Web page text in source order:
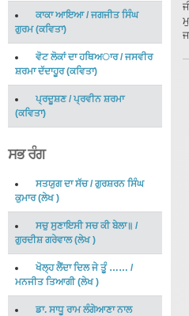
ਕਾਕਾ ਆਇਆ/ ਜਗਜੀਤ ਸਿੰਘ
ਗੁਰਮ(ਕਵਿਤਾ)
ਵੋਟ ਲੋਕਾਂ ਦਾ ਹਥਿਅਾਰ/ਜਸਵੀਰ
ਸ਼ਰਮਾ ਦੱਦਾਹੂਰ(ਕਵਿਤਾ)
ਪ੍ਰਦੂਸ਼ਣ/ ਪ੍ਰਵੀਨ ਸ਼ਰਮਾ
(ਕਵਿਤਾ)
ਸਭ ਰੰਗ
ਸਤਯੁਗ ਦਾ ਸੱਚ/ਗੁਰਸ਼ਰਨ ਸਿੰਘ
ਕੁਮਾਰ(ਲੇਖ)
ਸਚੁ ਸੁਣਾਇਸੀ ਸਚ ਕੀ ਬੇਲਾ॥ /
ਗੁਰਦੀਸ਼ ਗਰੇਵਾਲ(ਲੇਖ)
ਖੋਲ੍ਹ ਲੈਂਦਾ ਦਿਲ ਜੇ ਤੂੰ …… /
ਮਨਜੀਤ ਤਿਆਗੀ(ਲੇਖ)
ਡਾ. ਸਾਧੂ ਰਾਮ ਲੰਗੇਆਣਾ ਨਾਲ